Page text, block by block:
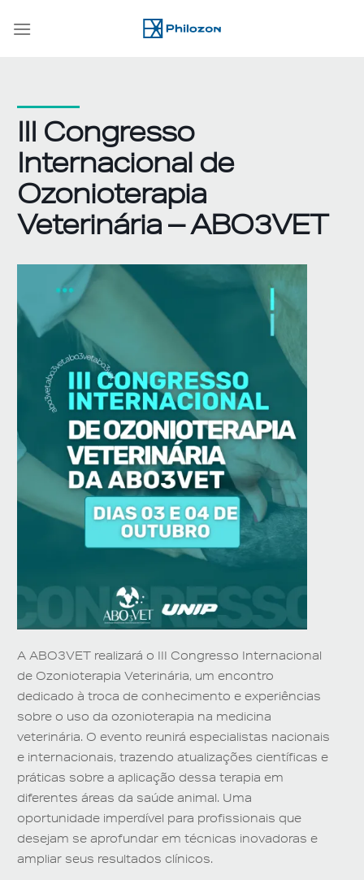
III Congresso
Internacional de
Ozonioterapia
Veterinária – ABO3VET
AABO3VET realizará o III Congresso Internacional
de Ozonioterapia Veterinária, um encontro
dedicado à troca de conhecimento e experiências
sobre o uso da ozonioterapia na medicina
veterinária. O evento reunirá especialistas nacionais
e internacionais, trazendo atualizações científicas e
práticas sobre a aplicação dessa terapia em
diferentes áreas da saúde animal. Uma
oportunidade imperdível para profissionais que
desejam se aprofundar em técnicas inovadoras e
ampliar seus resultados clínicos.